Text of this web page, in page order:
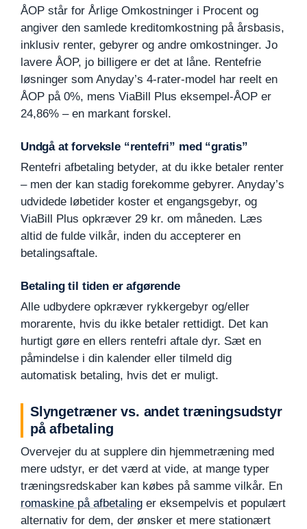
ÅOP står for Årlige Omkostninger i Procent og
angiver den samlede kreditomkostning på årsbasis,
inklusiv renter, gebyrer og andre omkostninger. Jo
lavere ÅOP, jo billigere er det at låne. Rentefrie
løsninger som Anyday’s 4-rater-model har reelt en
ÅOP på 0%, mens ViaBill Plus eksempel-ÅOP er
24,86% – en markant forskel.
Undgå at forveksle “rentefri” med “gratis”
Rentefri afbetaling betyder, at du ikke betaler renter
– men der kan stadig forekomme gebyrer. Anyday’s
udvidede løbetider koster et engangsgebyr, og
ViaBill Plus opkræver 29 kr. om måneden. Læs
altid de fulde vilkår, inden du accepterer en
betalingsaftale.
Betaling til tiden er afgørende
Alle udbydere opkræver rykkergebyr og/eller
morarente, hvis du ikke betaler rettidigt. Det kan
hurtigt gøre en ellers rentefri aftale dyr. Sæt en
påmindelse i din kalender eller tilmeld dig
automatisk betaling, hvis det er muligt.
Slyngetræner vs. andet træningsudstyr
på afbetaling
Overvejer du at supplere din hjemmetræning med
mere udstyr, er det værd at vide, at mange typer
træningsredskaber kan købes på samme vilkår. En
romaskine på afbetaling er eksempelvis et populært
alternativ for dem, der ønsker et mere stationært